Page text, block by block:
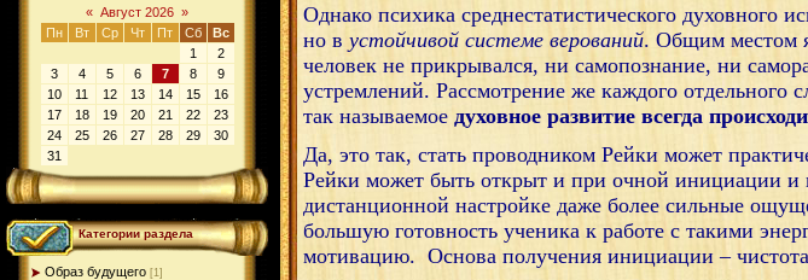
« Август 2026 »
Пн
Вт Ср Чт Пт Сб
Вс
1
2
3
4 5 6 7 8
9
10
11 12 13 14 15
16
17
18 19 20 21 22
23
24
25 26 27 28 29
30
31
Категории раздела
Образ будущего [1]
Однако психика среднестатистического духовного
но в устойчивой системе верований. Общим местом
человек не прикрывался, ни самопознание, ни
устремлений. Рассмотрение же каждого отдельного
так называемое духовное развитие всегда
Да, это так, стать проводником Рейки может
Рейки может быть открыт и при очной инициации и
дистанционной настройке даже более сильные
большую готовность ученика к работе с такими
мотивацию. Основа получения инициации –